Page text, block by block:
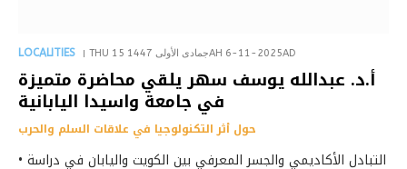
LOCALITIES THU 15 جمادى الأولى 1447AH 6-11-2025AD
أ.د. عبدالله يوسف سهر يلقي محاضرة متميزة
في جامعة واسيدا اليابانية
حول أثر التكنولوجيا في علاقات السلم والحرب
• التبادل الأكاديمي والجسر المعرفي بين الكويت واليابان في دراسة